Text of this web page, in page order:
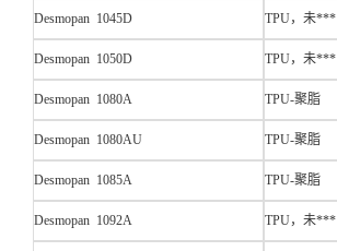
Desmopan 1045D TPU，未***
Desmopan 1050D TPU，未***
Desmopan 1080A TPU-聚脂
Desmopan 1080AU TPU-聚脂
Desmopan 1085A TPU-聚脂
Desmopan 1092A TPU，未***